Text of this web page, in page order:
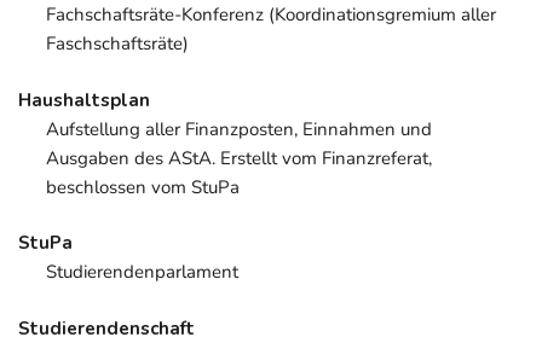
Fachschaftsräte-Konferenz (Koordinationsgremium aller
Faschschaftsräte)
Haushaltsplan
Aufstellung aller Finanzposten, Einnahmen und
Ausgaben des AStA. Erstellt vom Finanzreferat,
beschlossen vom StuPa
StuPa
Studierendenparlament
Studierendenschaft